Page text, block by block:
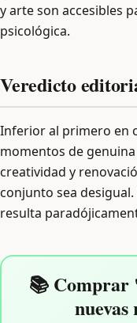
y arte son accesibles
psicológica.
Veredicto
Inferior al primero en
momentos de
creatividad y
conjunto sea
resulta
📚 Comprar